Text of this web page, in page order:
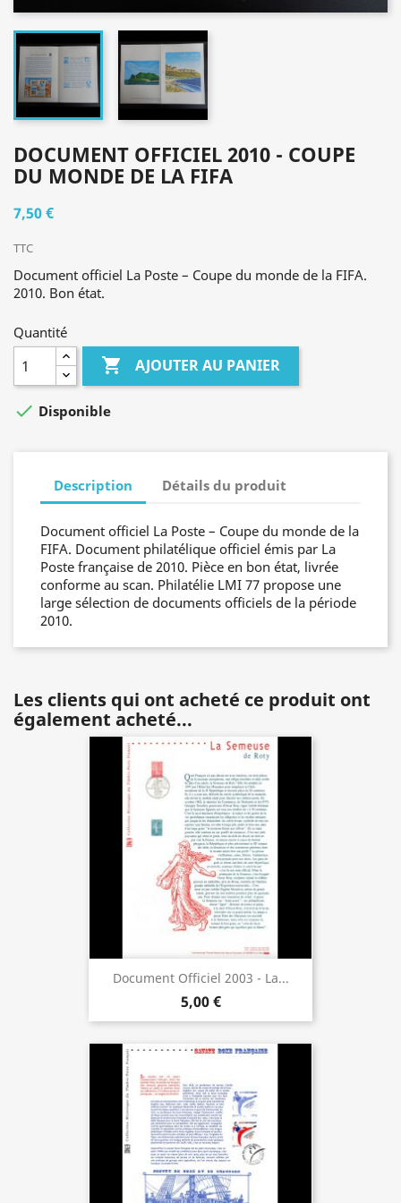
DOCUMENT OFFICIEL 2010 - COUPE
DU MONDE DE LA FIFA
7,50 €
TTC
Document officiel La Poste – Coupe du monde de la FIFA.
2010. Bon état.
Quantité
 AJOUTER AU PANIER
 Disponible
Description Détails du produit
Document officiel La Poste – Coupe du monde de la
FIFA. Document philatélique officiel émis par La
Poste française de 2010. Pièce en bon état, livrée
conforme au scan. Philatélie LMI 77 propose une
large sélection de documents officiels de la période
2010.
Les clients qui ont acheté ce produit ont
également acheté...
Document Officiel 2003 - La...
5,00 €